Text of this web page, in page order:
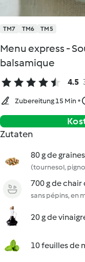
TM7 TM6 TM5
Menu express -
balsamique
4.5
Zubereitung 15 Min
Zutaten
80 g de
(tournesol,
700 g de
sans pépins, en
20 g de
10 feuilles de